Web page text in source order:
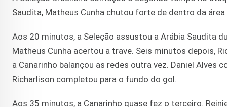
Saudita, Matheus Cunha chutou forte de dentro da
Aos 20 minutos, a Seleção assustou a Arábia Saudita
Matheus Cunha acertou a trave. Seis minutos depois,
a Canarinho balançou as redes outra vez. Daniel Alves
Richarlison completou para o fundo do gol.
Aos 35 minutos, a Canarinho quase fez o terceiro.